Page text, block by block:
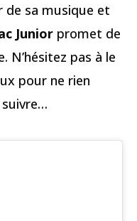
sa musique et
Junior promet de
N’hésitez pas à le
pour ne rien
suivre…